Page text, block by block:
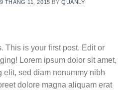
THÁNG 11, 2015 BY QUANLY
This is your first post. Edit or
Lorem ipsum dolor sit amet,
elit, sed diam nonummy nibh
dolore magna aliquam erat